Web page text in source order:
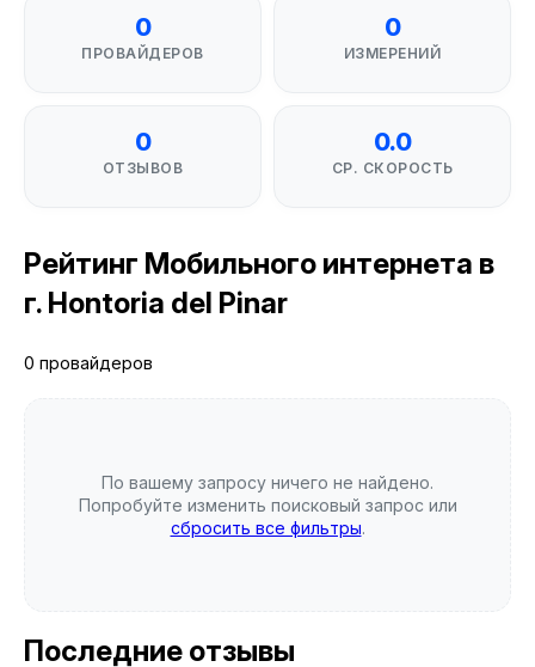
0
ПРОВАЙДЕРОВ
0
ИЗМЕРЕНИЙ
0
ОТЗЫВОВ
0.0
СР. СКОРОСТЬ
Рейтинг Мобильного интернета в
г. Hontoria del Pinar
0 провайдеров
По вашему запросу ничего не найдено.
Попробуйте изменить поисковый запрос или
сбросить все фильтры.
Последние отзывы